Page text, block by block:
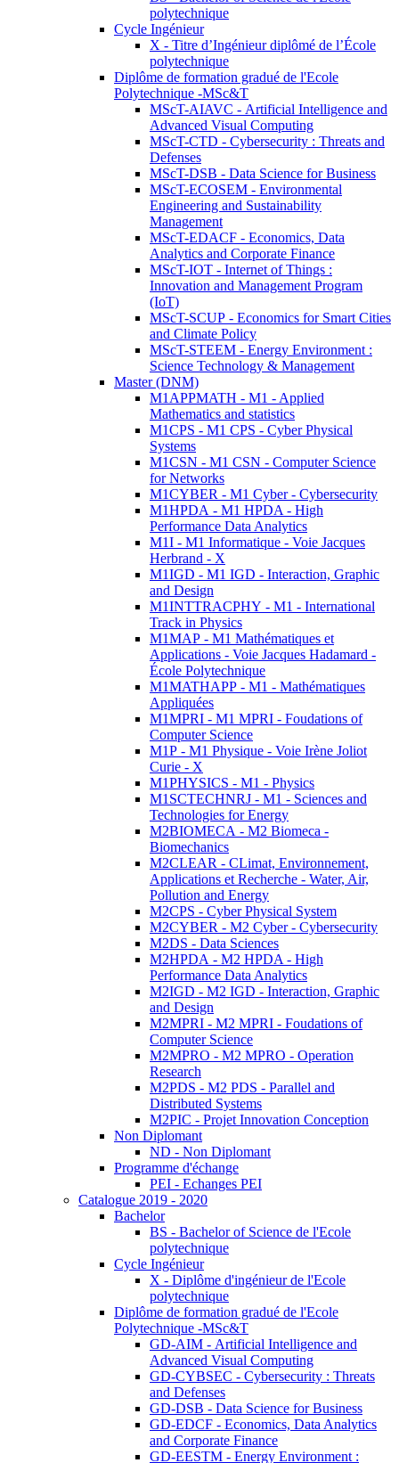
polytechnique
Cycle Ingénieur
X - Titre d’Ingénieur diplômé de l’École
polytechnique
Diplôme de formation gradué de l'Ecole
Polytechnique -MSc&T
MScT-AIAVC - Artificial Intelligence and
Advanced Visual Computing
MScT-CTD - Cybersecurity : Threats and
Defenses
MScT-DSB - Data Science for Business
MScT-ECOSEM - Environmental
Engineering and Sustainability
Management
MScT-EDACF - Economics, Data
Analytics and Corporate Finance
MScT-IOT - Internet of Things :
Innovation and Management Program
(IoT)
MScT-SCUP - Economics for Smart Cities
and Climate Policy
MScT-STEEM - Energy Environment :
Science Technology & Management
Master (DNM)
M1APPMATH - M1 - Applied
Mathematics and statistics
M1CPS - M1 CPS - Cyber Physical
Systems
M1CSN - M1 CSN - Computer Science
for Networks
M1CYBER - M1 Cyber - Cybersecurity
M1HPDA - M1 HPDA - High
Performance Data Analytics
M1I - M1 Informatique - Voie Jacques
Herbrand - X
M1IGD - M1 IGD - Interaction, Graphic
and Design
M1INTTRACPHY - M1 - International
Track in Physics
M1MAP - M1 Mathématiques et
Applications - Voie Jacques Hadamard -
École Polytechnique
M1MATHAPP - M1 - Mathématiques
Appliquées
M1MPRI - M1 MPRI - Foudations of
Computer Science
M1P - M1 Physique - Voie Irène Joliot
Curie - X
M1PHYSICS - M1 - Physics
M1SCTECHNRJ - M1 - Sciences and
Technologies for Energy
M2BIOMECA - M2 Biomeca -
Biomechanics
M2CLEAR - CLimat, Environnement,
Applications et Recherche - Water, Air,
Pollution and Energy
M2CPS - Cyber Physical System
M2CYBER - M2 Cyber - Cybersecurity
M2DS - Data Sciences
M2HPDA - M2 HPDA - High
Performance Data Analytics
M2IGD - M2 IGD - Interaction, Graphic
and Design
M2MPRI - M2 MPRI - Foudations of
Computer Science
M2MPRO - M2 MPRO - Operation
Research
M2PDS - M2 PDS - Parallel and
Distributed Systems
M2PIC - Projet Innovation Conception
Non Diplomant
ND - Non Diplomant
Programme d'échange
PEI - Echanges PEI
Catalogue 2019 - 2020
Bachelor
BS - Bachelor of Science de l'Ecole
polytechnique
Cycle Ingénieur
X - Diplôme d'ingénieur de l'Ecole
polytechnique
Diplôme de formation gradué de l'Ecole
Polytechnique -MSc&T
GD-AIM - Artificial Intelligence and
Advanced Visual Computing
GD-CYBSEC - Cybersecurity : Threats
and Defenses
GD-DSB - Data Science for Business
GD-EDCF - Economics, Data Analytics
and Corporate Finance
GD-EESTM - Energy Environment :